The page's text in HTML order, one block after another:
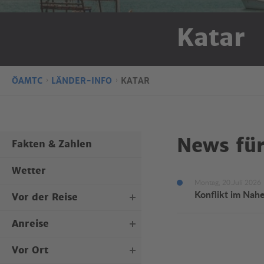
Katar
ÖAMTC LÄNDER-INFO KATAR
Fakten & Zahlen
Wetter
Vor der Reise
Personaldokumente
Kraftfahrzeugdokumente
Anreise
Mit dem Flugzeug
Vor Ort
News
Konflikt im